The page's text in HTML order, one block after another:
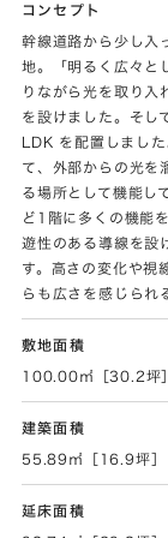
コンセプト
幹線道路から少し入
地。「明るく広々と
りながら光を取り入
を設けました。そし
LDK を配置しまし
て、外部からの光を
る場所として機能し
ど1階に多くの機能
遊性のある導線を設
す。高さの変化や視
らも広さを感じられ
敷地面積
100.00㎡［30.2坪
建築面積
55.89㎡［16.9坪］
延床面積